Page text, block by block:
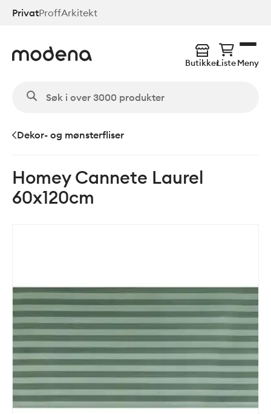
Hopp
PrivatProffArkitekt
ButikkerListeMeny
Dekor- og mønsterfliser
Homey Cannete Laurel
60x120cm